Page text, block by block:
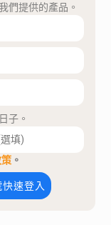
們提供的產品。
子。
。
速登入